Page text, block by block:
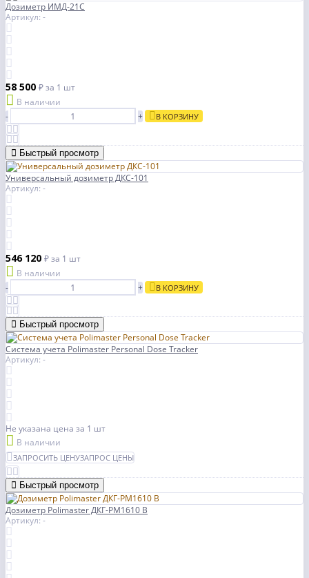
Дозиметр ИМД-21С
Артикул: -
58 500 ₽за 1 шт
В наличии
-
+ В КОРЗИНУ
Быстрый просмотр
Универсальный дозиметр ДКС-101
Артикул: -
546 120 ₽за 1 шт
В наличии
-
+ В КОРЗИНУ
Быстрый просмотр
Cистема учета Polimaster Personal Dose Tracker
Артикул: -
Не указана цена за 1 шт
В наличии
ЗАПРОСИТЬ ЦЕНУЗАПРОС ЦЕНЫ
Быстрый просмотр
Дозиметр Polimaster ДКГ-РМ1610 B
Артикул: -